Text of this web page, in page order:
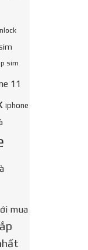
sim
11
iphone
mua